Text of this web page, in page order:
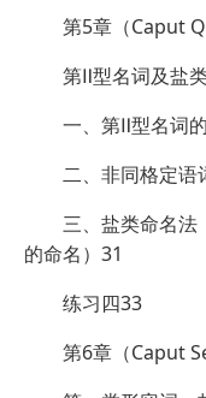
第5章（Caput
第Ⅱ型名词及盐
一、第Ⅱ型名词
二、非同格定语
三、盐类命名法
的命名）31
练习四33
第6章（Caput